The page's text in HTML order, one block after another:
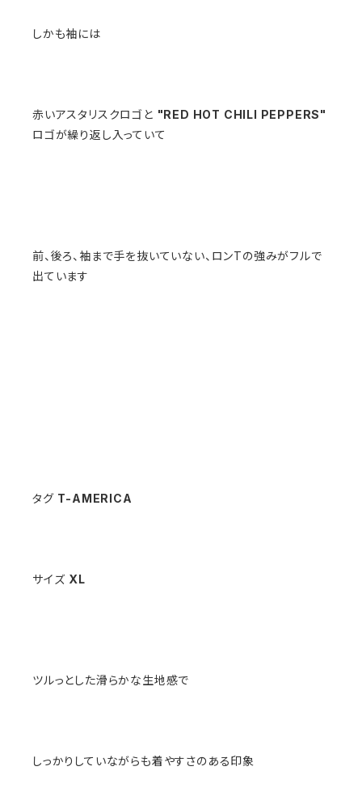
しかも袖には
赤いアスタリスクロゴと "RED HOT CHILI PEPPERS"
ロゴが繰り返し入っていて
前、後ろ、袖まで手を抜いていない、ロンTの強みがフルで
出ています
タグ T-AMERICA
サイズ XL
ツルっとした滑らかな生地感で
しっかりしていながらも着やすさのある印象